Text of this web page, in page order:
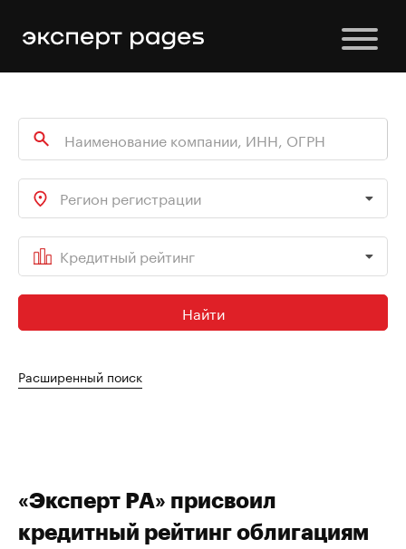
Регион регистрации
Кредитный рейтинг
Найти
Расширенный поиск
«Эксперт РА» присвоил
кредитный рейтинг облигациям